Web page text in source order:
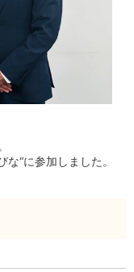
“に参加しました。